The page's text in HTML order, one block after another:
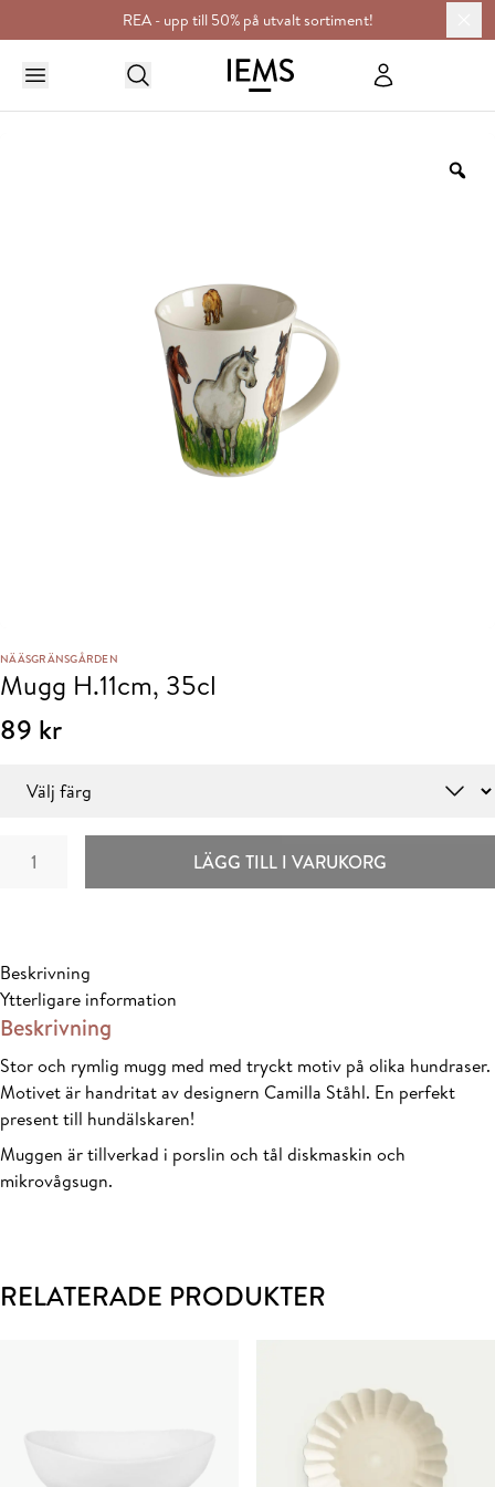
REA - upp till 50% på utvalt sortiment!
MUGG H.11CM, 35CL
NÄÄSGRÄNSGÅRDEN
Mugg H.11cm, 35cl
89 kr
H.11cm,
LÄGG TILL I VARUKORG
Beskrivning
Ytterligare information
Beskrivning
Stor och rymlig mugg med med tryckt motiv på olika hundraser.
Motivet är handritat av designern Camilla Ståhl. En perfekt
present till hundälskaren!
Muggen är tillverkad i porslin och tål diskmaskin och
mikrovågsugn.
RELATERADE PRODUKTER